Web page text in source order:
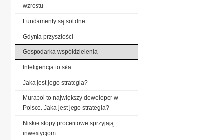
wzrostu
Fundamenty są solidne
Gdynia przyszłości
Gospodarka współdzielenia
Inteligencja to siła
Jaka jest jego strategia?
Murapol to największy deweloper w
Polsce. Jaka jest jego strategia?
Niskie stopy procentowe sprzyjają
inwestycjom